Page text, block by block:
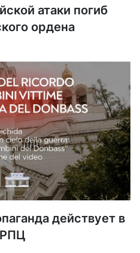
атаки погиб
ордена
действует в
РПЦ